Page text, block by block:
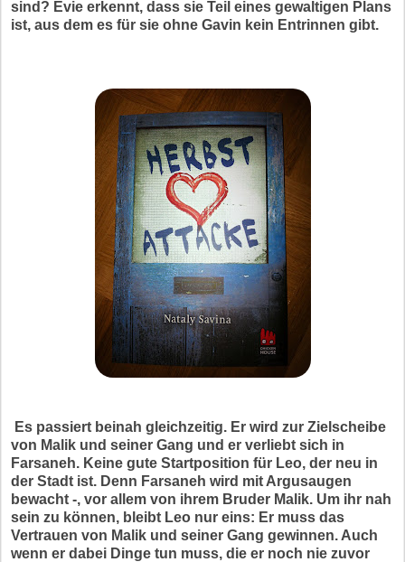
sind? Evie erkennt, dass sie Teil eines gewaltigen Plans
ist, aus dem es für sie ohne Gavin kein Entrinnen gibt.
Es passiert beinah gleichzeitig. Er wird zur Zielscheibe
von Malik und seiner Gang und er verliebt sich in
Farsaneh. Keine gute Startposition für Leo, der neu in
der Stadt ist. Denn Farsaneh wird mit Argusaugen
bewacht -, vor allem von ihrem Bruder Malik. Um ihr nah
sein zu können, bleibt Leo nur eins: Er muss das
Vertrauen von Malik und seiner Gang gewinnen. Auch
wenn er dabei Dinge tun muss, die er noch nie zuvor